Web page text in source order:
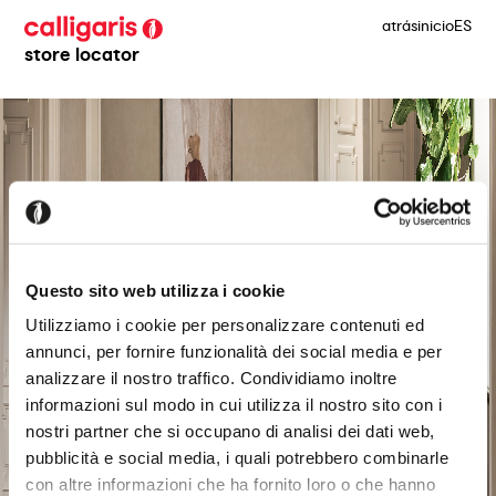
Questo sito web utilizza i cookie
Utilizziamo i cookie per personalizzare contenuti ed
annunci, per fornire funzionalità dei social media e per
analizzare il nostro traffico. Condividiamo inoltre
informazioni sul modo in cui utilizza il nostro sito con i
nostri partner che si occupano di analisi dei dati web,
pubblicità e social media, i quali potrebbero combinarle
con altre informazioni che ha fornito loro o che hanno
store locator
atrásinicioES